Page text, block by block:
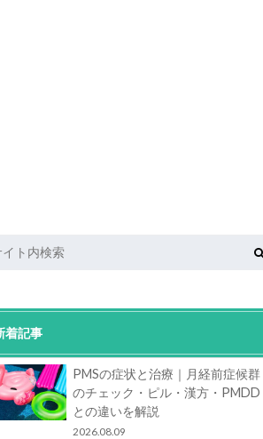
着記事
PMSの症状と治療｜月経前症候群
のチェック・ピル・漢方・PMDD
との違いを解説
2026.08.09